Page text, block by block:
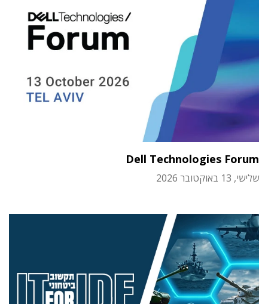
Dell Technologies Forum
שלישי, 13 באוקטובר 2026